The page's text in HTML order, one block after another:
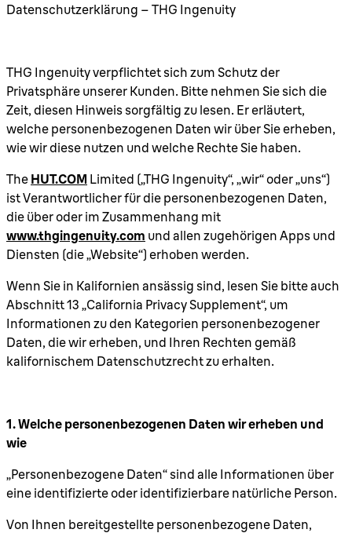
Datenschutzerklärung – THG Ingenuity
THG Ingenuity verpflichtet sich zum Schutz der
Privatsphäre unserer Kunden. Bitte nehmen Sie sich die
Zeit, diesen Hinweis sorgfältig zu lesen. Er erläutert,
welche personenbezogenen Daten wir über Sie erheben,
wie wir diese nutzen und welche Rechte Sie haben.
The HUT.COM Limited („THG Ingenuity“, „wir“ oder „uns“)
ist Verantwortlicher für die personenbezogenen Daten,
die über oder im Zusammenhang mit
www.thgingenuity.com und allen zugehörigen Apps und
Diensten (die „Website“) erhoben werden.
Wenn Sie in Kalifornien ansässig sind, lesen Sie bitte auch
Abschnitt 13 „California Privacy Supplement“, um
Informationen zu den Kategorien personenbezogener
Daten, die wir erheben, und Ihren Rechten gemäß
kalifornischem Datenschutzrecht zu erhalten.
1. Welche personenbezogenen Daten wir erheben und
wie
„Personenbezogene Daten“ sind alle Informationen über
eine identifizierte oder identifizierbare natürliche Person.
Von Ihnen bereitgestellte personenbezogene Daten,